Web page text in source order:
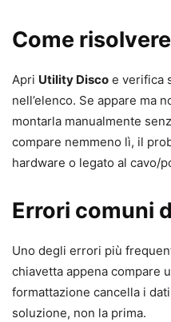
Come
Apri Utility Disco e verifica
nell’elenco. Se appare ma
montarla manualmente
compare nemmeno lì, il
hardware o legato al cavo/
Errori comuni
Uno degli errori più
chiavetta appena compare
formattazione cancella i
soluzione, non la prima.